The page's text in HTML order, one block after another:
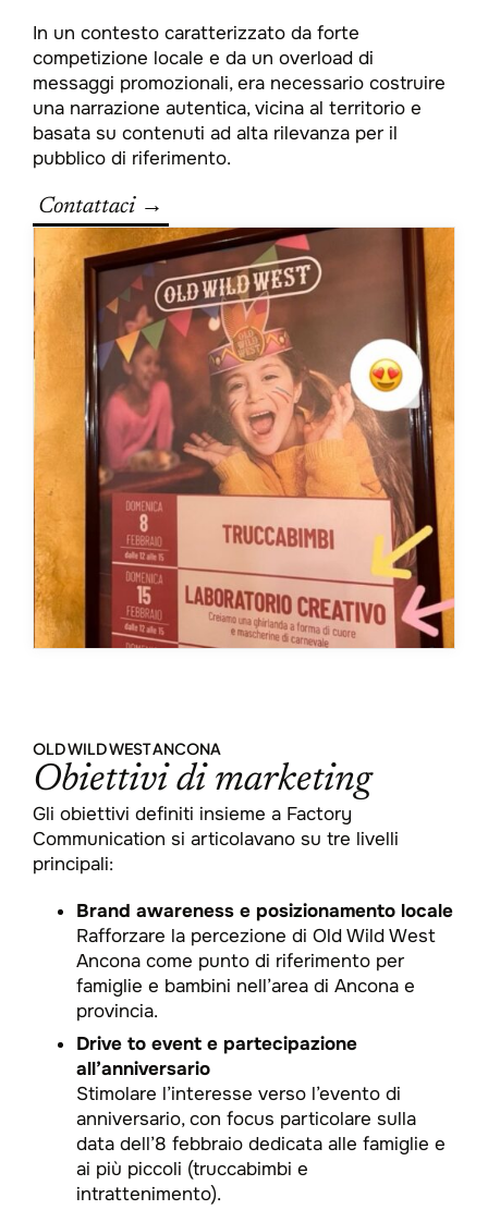
In un contesto caratterizzato da forte
competizione locale e da un overload di
messaggi promozionali, era necessario costruire
una narrazione autentica, vicina al territorio e
basata su contenuti ad alta rilevanza per il
pubblico di riferimento.​
Contattaci →
OLD WILD WEST ANCONA
Obiettivi di marketing
Gli obiettivi definiti insieme a Factory
Communication si articolavano su tre livelli
principali:
Brand awareness e posizionamento locale
Rafforzare la percezione di Old Wild West
Ancona come punto di riferimento per
famiglie e bambini nell’area di Ancona e
provincia.
Drive to event e partecipazione
all’anniversario
Stimolare l’interesse verso l’evento di
anniversario, con focus particolare sulla
data dell’8 febbraio dedicata alle famiglie e
ai più piccoli (truccabimbi e
intrattenimento).